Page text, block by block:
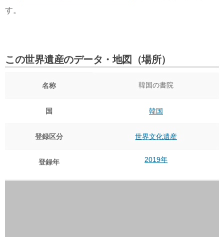
す。
この世界遺産のデータ・地図（場所）
名称 韓国の書院
国 韓国
登録区分 世界文化遺産
登録年 2019年